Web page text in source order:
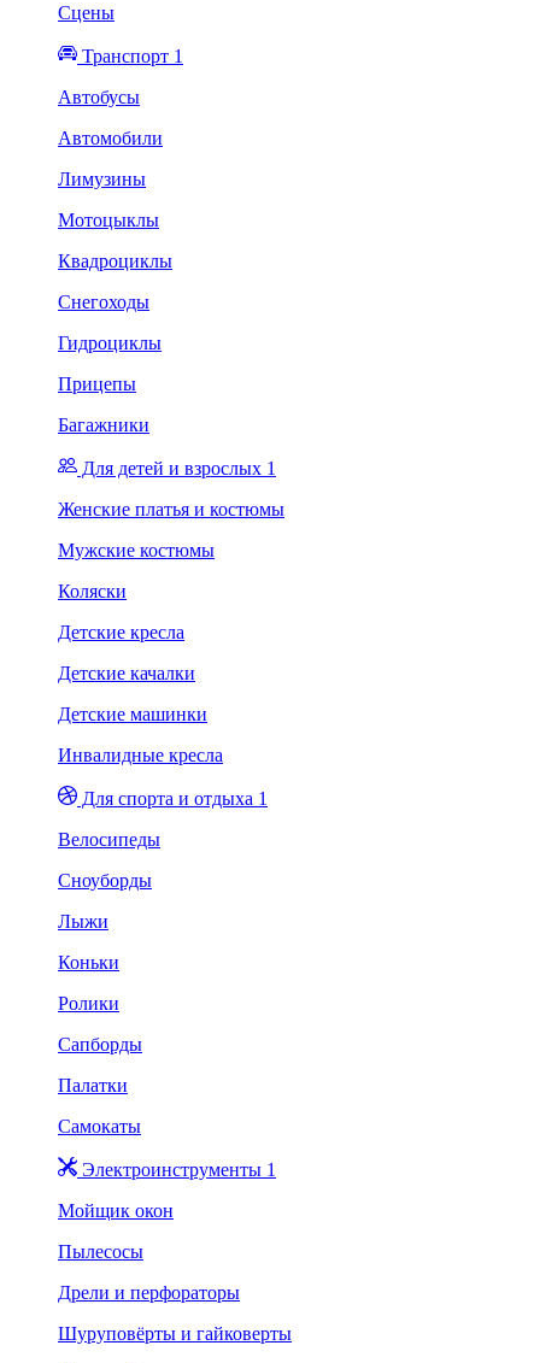
Сцены
Транспорт 1
Автобусы
Автомобили
Лимузины
Мотоцыклы
Квадроциклы
Снегоходы
Гидроциклы
Прицепы
Багажники
Для детей и взрослых 1
Женские платья и костюмы
Мужские костюмы
Коляски
Детские кресла
Детские качалки
Детские машинки
Инвалидные кресла
Для спорта и отдыха 1
Велосипеды
Сноуборды
Лыжи
Коньки
Ролики
Сапборды
Палатки
Самокаты
Электроинструменты 1
Мойщик окон
Пылесосы
Дрели и перфораторы
Шуруповёрты и гайковерты